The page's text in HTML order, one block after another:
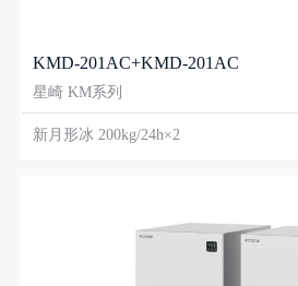
KMD-201AC+KMD-201AC
星崎 KM系列
新月形冰 200kg/24h×2